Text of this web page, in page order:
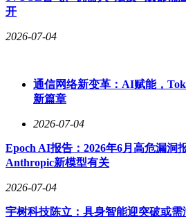
开
2026-07-04
通信网络新变革：AI赋能，
新篇章
2026-07-04
Epoch AI报告：2026年6月高危漏洞
Anthropic新模型有关
2026-07-04
宇树科技陈立：具身智能迎突破或需